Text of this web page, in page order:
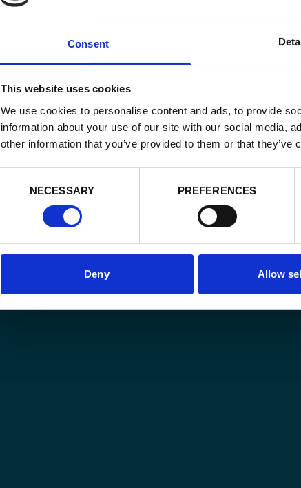
Consent
This website uses cookies
We use cookies to personalise content and ads, to provide
information about your use of our site with our social media,
other information that you’ve provided to them or that
NECESSARY PREFERENCES
Deny Allow